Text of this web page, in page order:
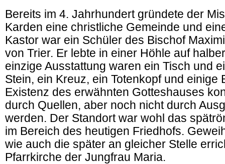
Bereits im 4. Jahrhundert gründete der
Karden eine christliche Gemeinde und
Kastor war ein Schüler des Bischof
von Trier. Er lebte in einer Höhle auf
einzige Ausstattung waren ein Tisch und
Stein, ein Kreuz, ein Totenkopf und einige
Existenz des erwähnten Gotteshauses
durch Quellen, aber noch nicht durch
werden. Der Standort war wohl das
im Bereich des heutigen Friedhofs.
wie auch die später an gleicher Stelle
Pfarrkirche der Jungfrau Maria.